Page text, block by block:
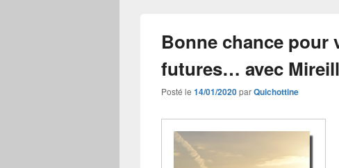
Bonne chance pour
futures… avec
Posté le 14/01/2020parQuichottine